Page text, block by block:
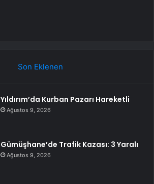
Son Eklenen
Yıldırım’da Kurban Pazarı Hareketli
Ağustos 9, 2026
Gümüşhane’de Trafik Kazası: 3 Yaralı
Ağustos 9, 2026